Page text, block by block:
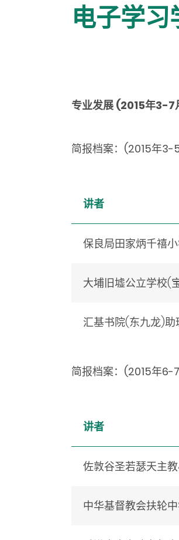
电子学
专业发展 (2015年3-7
简报档案：(2015年3-
讲者
保良局田家炳千禧
大埔旧墟公立学校(
汇基书院(东九龙)
简报档案：(2015年6-
讲者
佐敦谷圣若瑟天主
中华基督教会扶轮